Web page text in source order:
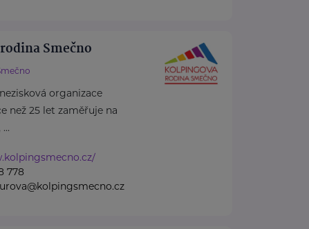
Smečno
organizace
než 25 let zaměřuje na
778